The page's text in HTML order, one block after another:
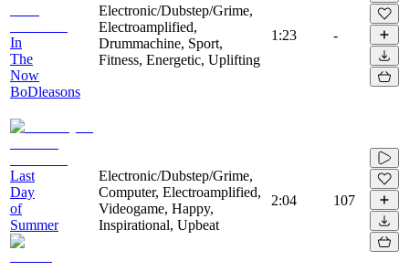
In
The
Now
BoDleasons
Electronic/Dubstep/Grime,
Electroamplified,
Drummachine, Sport,
Fitness, Energetic, Uplifting
1:23 -
Last
Day
of
Summer
Electronic/Dubstep/Grime,
Computer, Electroamplified,
Videogame, Happy,
Inspirational, Upbeat
2:04 107